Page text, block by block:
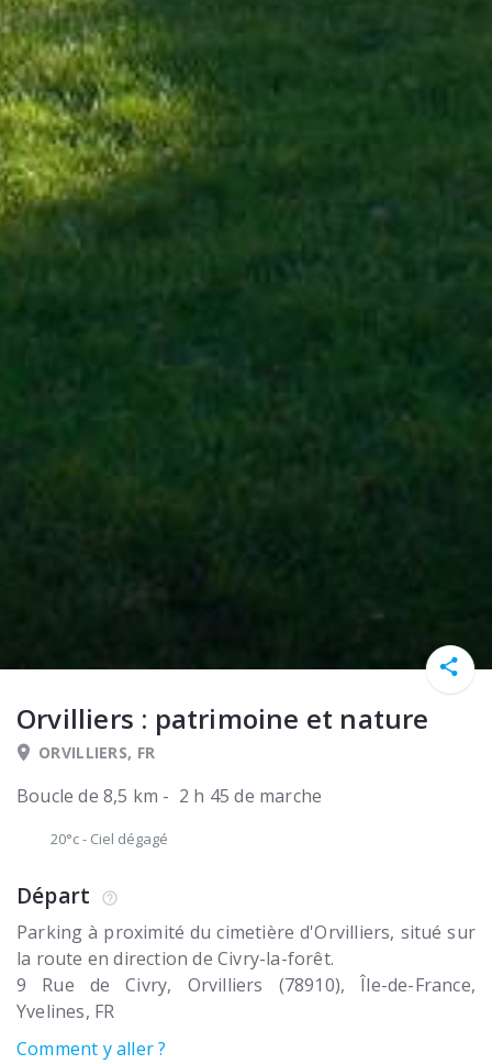
Orvilliers : patrimoine et nature
ORVILLIERS, FR
Boucle de 8,5 km - 2 h 45 de marche
20°c- Ciel dégagé
Départ
Parking à proximité du cimetière d'Orvilliers, situé sur
la route en direction de Civry-la-forêt.
9 Rue de Civry
Orvilliers (78910)
Île-de-France,
Yvelines FR
Comment y aller ?